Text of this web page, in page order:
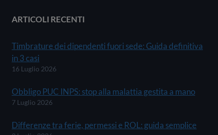
ARTICOLI RECENTI
Timbrature dei dipendenti fuori sede: Guida definitiva
in 3 casi
16 Luglio 2026
Obbligo PUC INPS: stop alla malattia gestita a mano
7 Luglio 2026
Differenze tra ferie, permessi e ROL: guida semplice